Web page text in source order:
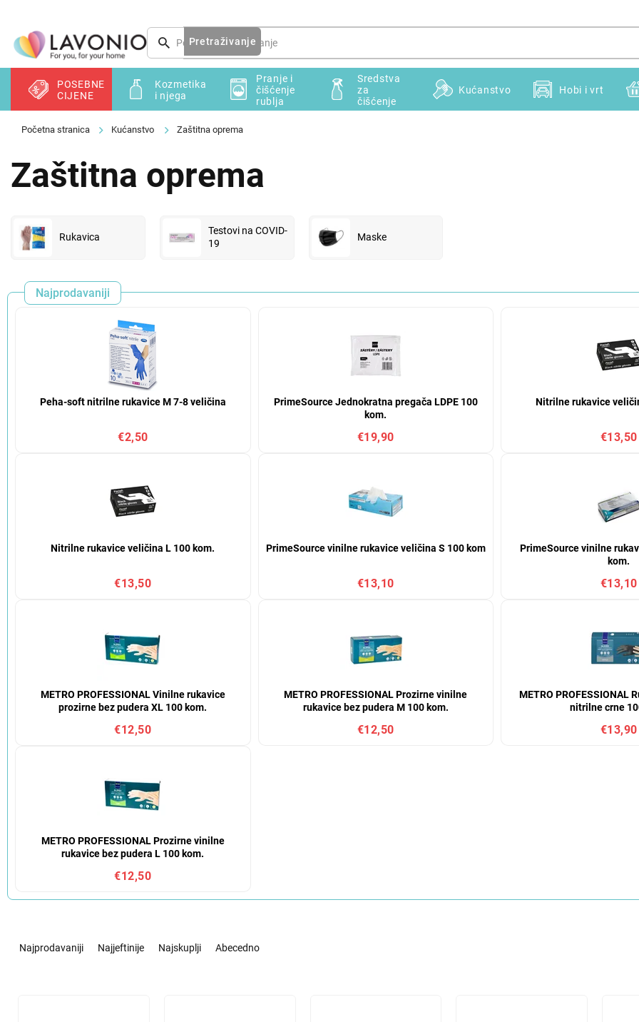
sadržaj
Pretraživanje
POSEBNE
CIJENE
Kozmetika
i njega
Pranje i
čišćenje
rublja
Sredstva
za
čišćenje
Kućanstvo Hobi i vrt
Kućanstvo Zaštitna oprema
Zaštitna oprema
Rukavica
Testovi na COVID-
19
Maske
Najprodavaniji
Peha-soft nitrilne rukavice M 7-8 veličina
€2,50
PrimeSource Jednokratna pregača LDPE 100
kom.
€19,90
Nitrilne rukavice
€13,50
Nitrilne rukavice veličina L 100 kom.
€13,50
PrimeSource vinilne rukavice veličina S 100 kom
€13,10
PrimeSource vinilne
kom.
€13,10
METRO PROFESSIONAL Vinilne rukavice
prozirne bez pudera XL 100 kom.
€12,50
METRO PROFESSIONAL Prozirne vinilne
rukavice bez pudera M 100 kom.
€12,50
METRO PROFESSIONAL
nitrilne crne
€13,90
METRO PROFESSIONAL Prozirne vinilne
rukavice bez pudera L 100 kom.
€12,50
Najprodavaniji Najjeftinije Najskuplji Abecedno